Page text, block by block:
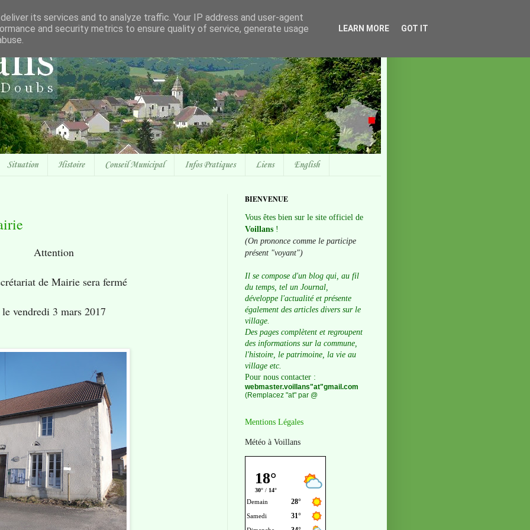
Situation Histoire Conseil Municipal Infos Pratiques Liens English
Attention
de Mairie sera fermé
le vendredi 3 mars 2017
BIENVENUE
Vous êtes bien sur le site officiel de
Voillans !
(On prononce comme le participe
présent "voyant")
Il se compose d'un blog qui, au fil
du temps, tel un Journal,
développe l'actualité et présente
également des articles divers sur le
village.
Des pages complètent et regroupent
des informations sur la commune,
l'histoire, le patrimoine, la vie au
village etc.
Pour nous contacter :
webmaster.voillans"at"gmail.com
(Remplacez "at" par @
Mentions Légales
Météo à Voillans
its services and to analyze traffic. Your IP address and user-agent
and security metrics to ensure quality of service, generate usage
LEARN MORE GOT IT